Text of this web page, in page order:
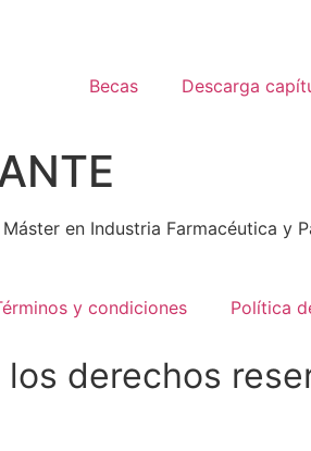
Becas Descarga
en Industria Farmacéutica y
y condiciones Política
derechos